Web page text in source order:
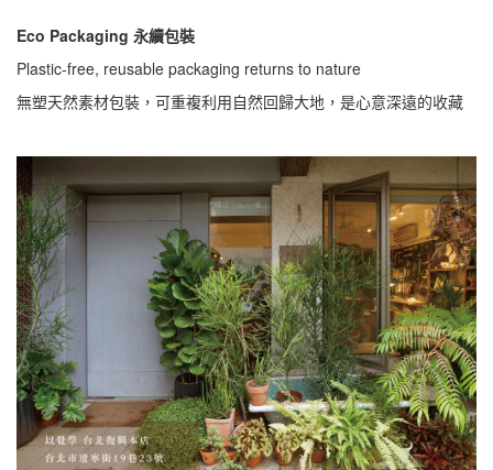
Eco Packaging 永續包裝
Plastic-free, reusable packaging returns to nature
無塑天然素材包裝，可重複利用自然回歸大地，是心意深遠的收藏